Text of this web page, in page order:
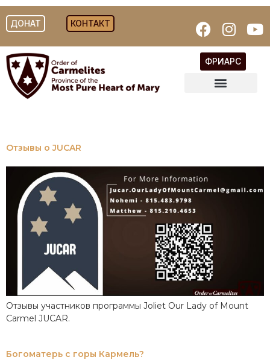
ДОНАТ КОНТАКТ
ФРИАРС
Отзывы о JUCAR
Отзывы участников программы Joliet Our Lady of Mount
Carmel JUCAR.
Богоматерь с горы Кармель?